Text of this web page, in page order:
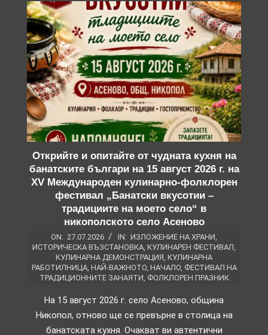
Открийте и опитайте от чудната кухня на
банатските българи на 15 август 2026 г. на
XV Международен кулинарно-фолклорен
фестивал „Банатски вкусотии –
традициите на моето село“ в
никополското село Асеново
ON: 27.07.2026 IN: ИЗЛОЖЕНИЕ НА ХРАНИ
ИСТОРИЧЕСКА ВЪЗСТАНОВКА КУЛИНАРЕН ФЕСТИВАЛ
КУЛИНАРНА ДЕМОНСТРАЦИЯ КУЛИНАРНА
РАБОТИЛНИЦА, НАЙ-ВАЖНОТО, НАЧАЛО, ФЕСТИВАЛ НА
ТРАДИЦИОННИТЕ ЗАНАЯТИ ФОЛКЛОРЕН ПРАЗНИК
На 15 август 2026 г. село Асеново, община
Никопол, отново ще се превърне в столица на
банатската кухня. Очакват ви автентични